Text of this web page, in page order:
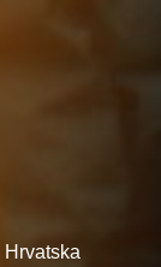
Hrvatska